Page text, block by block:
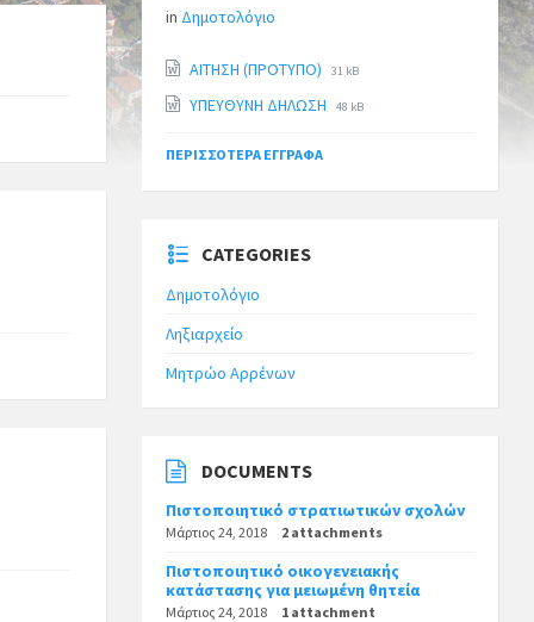
in Δημοτολόγιο
ΑΙΤΗΣΗ (ΠΡΟΤΥΠΟ) 31 kB
ΥΠΕΥΘΥΝΗ ΔΗΛΩΣΗ 48 kB
ΠΕΡΙΣΣΌΤΕΡΑ ΈΓΓΡΑΦΑ
CATEGORIES
Δημοτολόγιο
Ληξιαρχείο
Μητρώο Αρρένων
DOCUMENTS
Πιστοποιητικό στρατιωτικών σχολών
Μάρτιος 24, 2018 2 attachments
Πιστοποιητικό οικογενειακής
κατάστασης για μειωμένη θητεία
Μάρτιος 24, 2018 1 attachment